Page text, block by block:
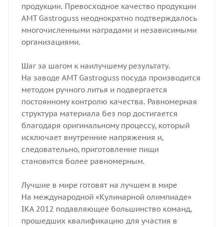
продукции. Превосходное качество продукции
AMT Gastroguss неоднократно подтверждалось
многочисленными наградами и независимыми
организациями.
Шаг за шагом к наилучшему результату.
На заводе AMT Gastroguss посуда производится
методом ручного литья и подвергается
постоянному контролю качества. Равномерная
структура материала без пор достигается
благодаря оригинальному процессу, который
исключает внутренние напряжения и,
следовательно, приготовление пищи
становится более равномерным.
Лучшие в мире готовят на лучшем в мире
На международной «Кулинарной олимпиаде»
IKA 2012 подавляющее большинство команд,
прошедших квалификацию для участия в